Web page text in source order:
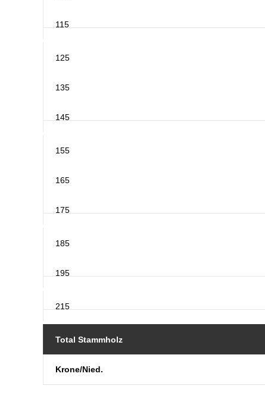
115
125
135
145
155
165
175
185
195
215
Total Stammholz
Krone/Nied.